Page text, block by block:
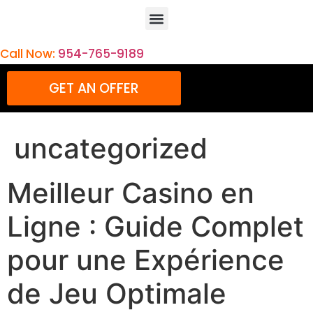
Call Now: 954-765-9189
GET AN OFFER
uncategorized
Meilleur Casino en
Ligne : Guide Complet
pour une Expérience
de Jeu Optimale